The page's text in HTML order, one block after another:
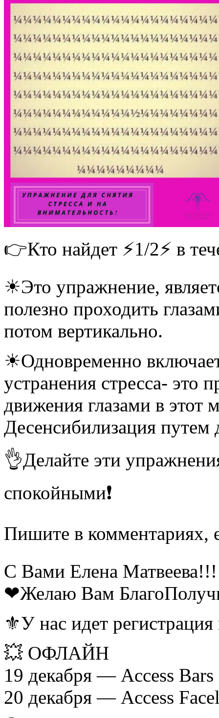
👉Кто найдет ⚡1/2⚡ в
☀Это упражнение,
полезно проходить
потом вертикально.
☀Одновременно
устранения стресса- это
движения глазами в этот
Десенсибилизация
👌Делайте эти
спокойными❗
Пишите в комментариях,
С Вами Елена Матвеева!!!
❤Желаю Вам
⚜У нас идет регистрация
💥 ОФЛАЙН
19 декабря — Access Bars
20 декабря — Access